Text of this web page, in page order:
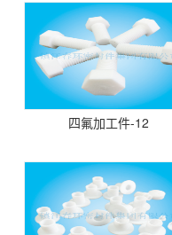
四氟加工件-12